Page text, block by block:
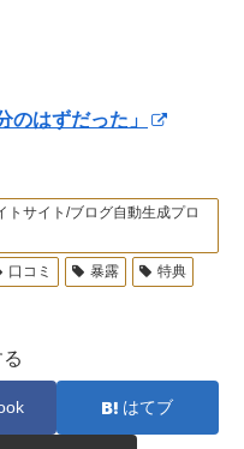
はずだった」
トサイト/ブログ自動生成プロ
口コミ 暴露
特典
はてブ